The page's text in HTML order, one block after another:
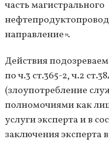
часть магистрального
направление».
Действия
по ч.3 ст.365-2, ч.2
(злоупотребление
полномочиями как
услуги эксперта и в
заключения эксперта